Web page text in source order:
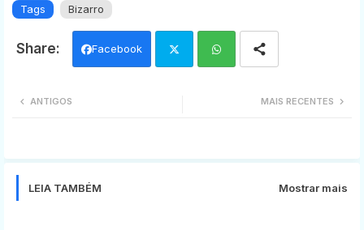
Tags Bizarro
Facebook
MAIS RECENTES
ANTIGOS
LEIA TAMBÉM Mostrar mais